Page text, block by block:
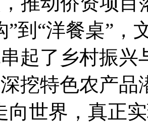
”到“洋餐桌”
起了乡村振兴
挖特色农产品
向世界，真正